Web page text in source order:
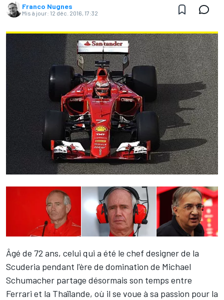
Franco Nugnes
Mis à jour: 12 déc. 2016, 17:32
Âgé de 72 ans, celui qui a été le chef designer de la
Scuderia pendant l'ère de domination de Michael
Schumacher partage désormais son temps entre
Ferrari et la Thaïlande, où il se voue à sa passion pour la